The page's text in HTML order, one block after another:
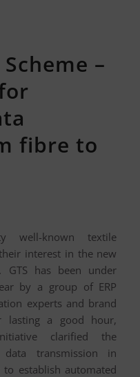
–
fibre to
well-known textile
interest in the new
GTS has been under
by a group of ERP
experts and brand
lasting a good hour,
clarified the
transmission in
establish automated